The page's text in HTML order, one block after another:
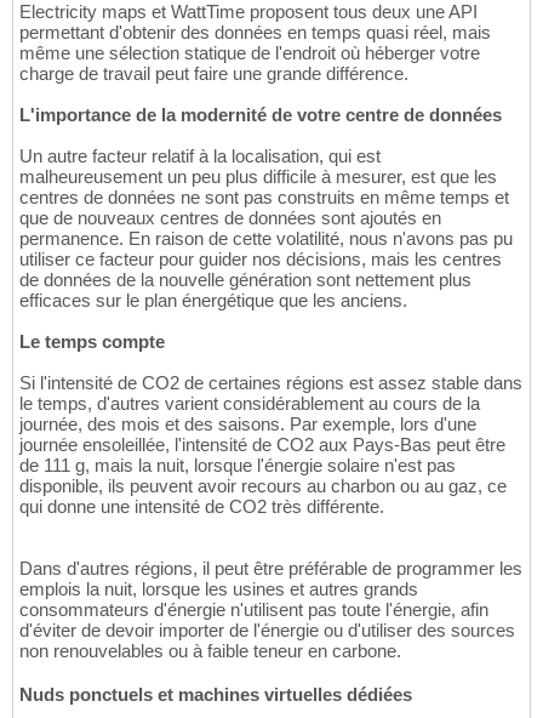
Electricity maps et WattTime proposent tous deux une API
permettant d'obtenir des données en temps quasi réel, mais
même une sélection statique de l'endroit où héberger votre
charge de travail peut faire une grande différence.
L'importance de la modernité de votre centre de données
Un autre facteur relatif à la localisation, qui est
malheureusement un peu plus difficile à mesurer, est que les
centres de données ne sont pas construits en même temps et
que de nouveaux centres de données sont ajoutés en
permanence. En raison de cette volatilité, nous n'avons pas pu
utiliser ce facteur pour guider nos décisions, mais les centres
de données de la nouvelle génération sont nettement plus
efficaces sur le plan énergétique que les anciens.
Le temps compte
Si l'intensité de CO2 de certaines régions est assez stable dans
le temps, d'autres varient considérablement au cours de la
journée, des mois et des saisons. Par exemple, lors d'une
journée ensoleillée, l'intensité de CO2 aux Pays-Bas peut être
de 111 g, mais la nuit, lorsque l'énergie solaire n'est pas
disponible, ils peuvent avoir recours au charbon ou au gaz, ce
qui donne une intensité de CO2 très différente.
Dans d'autres régions, il peut être préférable de programmer les
emplois la nuit, lorsque les usines et autres grands
consommateurs d'énergie n'utilisent pas toute l'énergie, afin
d'éviter de devoir importer de l'énergie ou d'utiliser des sources
non renouvelables ou à faible teneur en carbone.
Nuds ponctuels et machines virtuelles dédiées